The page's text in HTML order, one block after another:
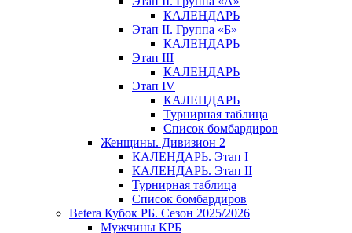
КАЛЕНДАРЬ
Этап II. Группа «Б»
КАЛЕНДАРЬ
Этап III
КАЛЕНДАРЬ
Этап IV
КАЛЕНДАРЬ
Турнирная таблица
Список бомбардиров
Женщины. Дивизион 2
КАЛЕНДАРЬ. Этап I
КАЛЕНДАРЬ. Этап II
Турнирная таблица
Список бомбардиров
Betera Кубок РБ. Сезон 2025/2026
Мужчины КРБ